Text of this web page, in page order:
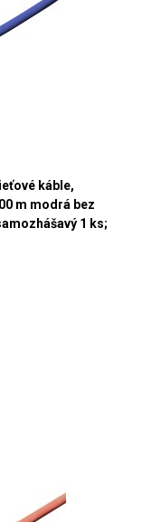
káble,
m modrá bez
1 ks;